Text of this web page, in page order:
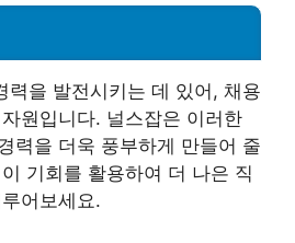
력을 발전시키는 데 있어, 채용
원입니다. 널스잡은 이러한
력을 더욱 풍부하게 만들어 줄
기회를 활용하여 더 나은 직
어보세요.